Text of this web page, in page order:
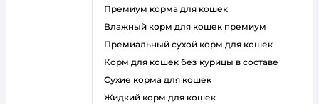
премиум корма для кошек
влажный корм для кошек премиум
премиальный сухой корм для кошек
корм для кошек без курицы в составе
сухие корма для кошек
жидкий корм для кошек